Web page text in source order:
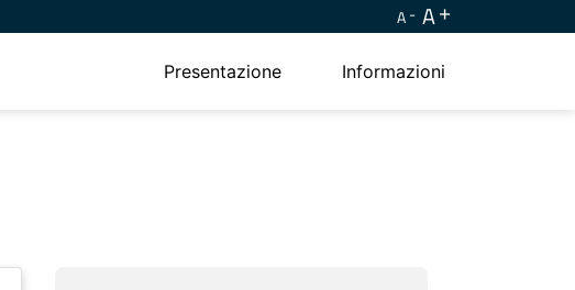
A A
Presentazione Informazioni